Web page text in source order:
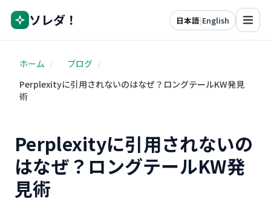
ソレダ！ 日本語|English
ホーム / ブログ /
Perplexityに引用されないのはなぜ？ロングテールKW発見
術
Perplexityに引用されないの
はなぜ？ロングテールKW発
見術